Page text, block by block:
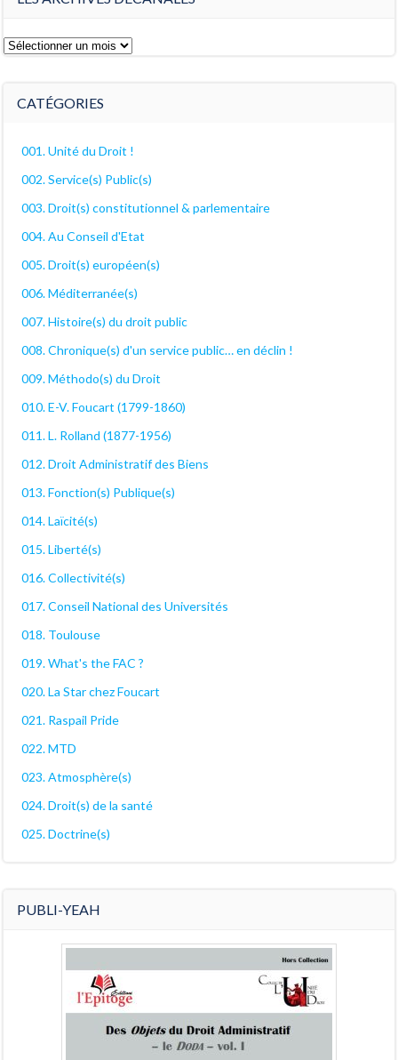
Les
CATÉGORIES
001. Unité du Droit !
002. Service(s) Public(s)
003. Droit(s) constitutionnel & parlementaire
004. Au Conseil d'Etat
005. Droit(s) européen(s)
006. Méditerranée(s)
007. Histoire(s) du droit public
008. Chronique(s) d'un service public… en déclin !
009. Méthodo(s) du Droit
010. E-V. Foucart (1799-1860)
011. L. Rolland (1877-1956)
012. Droit Administratif des Biens
013. Fonction(s) Publique(s)
014. Laïcité(s)
015. Liberté(s)
016. Collectivité(s)
017. Conseil National des Universités
018. Toulouse
019. What's the FAC ?
020. La Star chez Foucart
021. Raspail Pride
022. MTD
023. Atmosphère(s)
024. Droit(s) de la santé
025. Doctrine(s)
PUBLI-YEAH